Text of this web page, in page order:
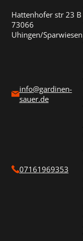
Hattenhofer str 23 B
73066
Uhingen/Sparwiesen
info@gardinen-
sauer.de
07161969353